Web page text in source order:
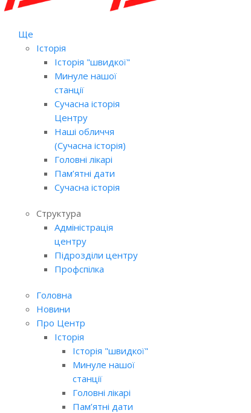
Ще
Історія
Історія "швидкої"
Минуле нашої
станції
Сучасна історія
Центру
Наші обличчя
(Сучасна історія)
Головні лікарі
Пам’ятні дати
Сучасна історія
Структура
Адміністрація
центру
Підрозділи центру
Профспілка
Головна
Новини
Про Центр
Історія
Історія "швидкої"
Минуле нашої
станції
Головні лікарі
Пам’ятні дати